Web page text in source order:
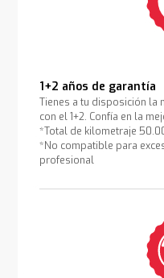
1+2 años de garantía
Tienes a tu disposición la
con el 1+2. Confía en la
*Total de kilometraje
*No compatible para
profesional